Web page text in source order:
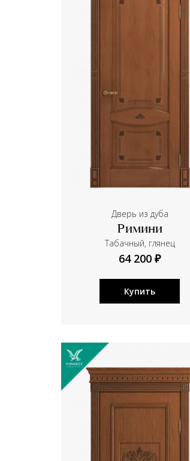
Дверь из дуба
Римини
Табачный, глянец
64 200 ₽
Купить